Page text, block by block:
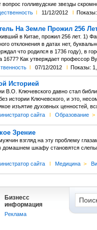
голливудские звезды
l 11/12/2012 l
На Земле Прожил 256
в Китае, прожил 256 лет. 1)
отклонения в датах нет,
что родился в 1736 году), в
1677? Как утверждает профессор
l 07/12/2012 l Показы:
Историей
В.О. Ключевского давно стал
истории Ключевского, и это,
изъятие духовных ценностей,
сайта l Образование >
Зрение
взгляд на эту проблему
домашнем шкафу становятся
сайта l Медицина >
Бизнесс
информация
Реклама